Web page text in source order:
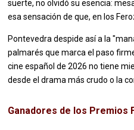
suerte, no olvidó su esencia:
esa sensación de que, en los
Pontevedra despide así a la
palmarés que marca el paso
cine español de 2026 no tiene
desde el drama más crudo o la
Ganadores de los Premios